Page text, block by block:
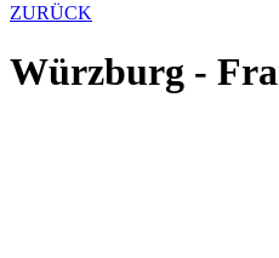
ZURÜCK
Würzburg -